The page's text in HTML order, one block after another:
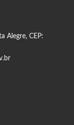
Alegre, CEP: